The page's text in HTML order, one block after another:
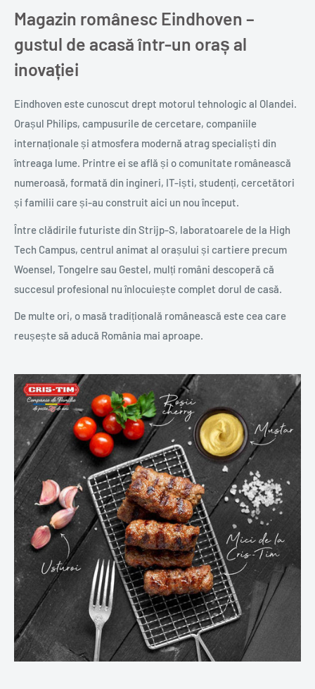
Magazin românesc Eindhoven –
gustul de acasă într-un oraș al
inovației
Eindhoven este cunoscut drept motorul tehnologic al Olandei.
Orașul Philips, campusurile de cercetare, companiile
internaționale și atmosfera modernă atrag specialiști din
întreaga lume. Printre ei se află și o comunitate românească
numeroasă, formată din ingineri, IT-iști, studenți, cercetători
și familii care și-au construit aici un nou început.
Între clădirile futuriste din Strijp-S, laboratoarele de la High
Tech Campus, centrul animat al orașului și cartiere precum
Woensel, Tongelre sau Gestel, mulți români descoperă că
succesul profesional nu înlocuiește complet dorul de casă.
De multe ori, o masă tradițională românească este cea care
reușește să aducă România mai aproape.